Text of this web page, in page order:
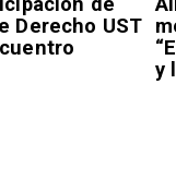
Derecho UST
y